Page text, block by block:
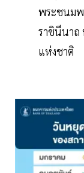
พระชนมพ
ราชินีนาถ
แห่งชาติ